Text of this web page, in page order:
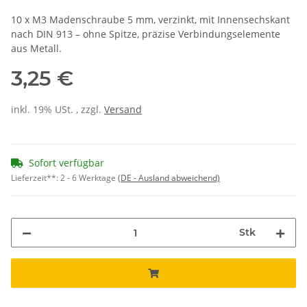
10 x M3 Madenschraube 5 mm, verzinkt, mit Innensechskant
nach DIN 913 – ohne Spitze, präzise Verbindungselemente
aus Metall.
3,25 €
inkl. 19% USt. , zzgl. Versand
Sofort verfügbar
Lieferzeit**:2 - 6 Werktage (DE - Ausland abweichend)
Stk